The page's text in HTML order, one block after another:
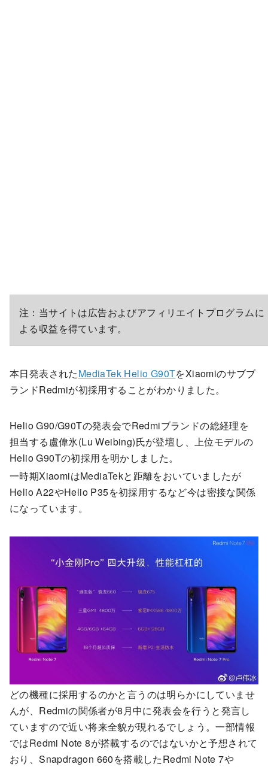
注：当サイトは広告およびアフィリエイトプログラムに
よる収益を得ています。
本日発表されたMediaTek Helio G90TをXiaomiのサブブ
ランドRedmiが初採用することがわかりました。
Helio G90/G90Tの発表会でRedmiブランドの総経理を
担当する盧偉氷(Lu Weibing)氏が登壇し、上位モデルの
Helio G90Tの初採用を明かしました。
一時期XiaomiはMediaTekと距離をおいていましたが
Helio A22やHelio P35を初採用するなど今は密接な関係
になっています。
どの機種に採用するのかと言うのは明らかにしていませ
んが、Redmiの関係者が8月中に発表会を行うと発言し
ていますので近い将来全貌が現れるでしょう。一部情報
ではRedmi Note 8が搭載するのではないかと予想されて
おり、Snapdragon 660を搭載したRedmi Note 7や